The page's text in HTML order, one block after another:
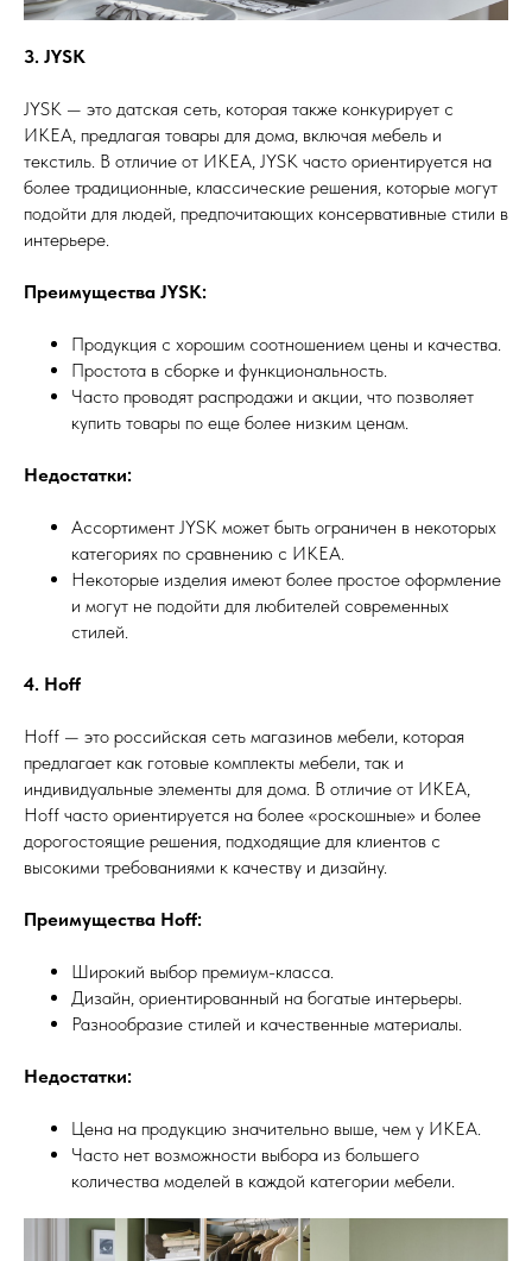
3. JYSK
JYSK — это датская сеть, которая также конкурирует с
ИКЕА, предлагая товары для дома, включая мебель и
текстиль. В отличие от ИКЕА, JYSK часто ориентируется на
более традиционные, классические решения, которые могут
подойти для людей, предпочитающих консервативные стили в
интерьере.
Преимущества JYSK:
Продукция с хорошим соотношением цены и качества.
Простота в сборке и функциональность.
Часто проводят распродажи и акции, что позволяет
купить товары по еще более низким ценам.
Недостатки:
Ассортимент JYSK может быть ограничен в некоторых
категориях по сравнению с ИКЕА.
Некоторые изделия имеют более простое оформление
и могут не подойти для любителей современных
стилей.
4. Hoff
Hoff — это российская сеть магазинов мебели, которая
предлагает как готовые комплекты мебели, так и
индивидуальные элементы для дома. В отличие от ИКЕА,
Hoff часто ориентируется на более «роскошные» и более
дорогостоящие решения, подходящие для клиентов с
высокими требованиями к качеству и дизайну.
Преимущества Hoff:
Широкий выбор премиум-класса.
Дизайн, ориентированный на богатые интерьеры.
Разнообразие стилей и качественные материалы.
Недостатки:
Цена на продукцию значительно выше, чем у ИКЕА.
Часто нет возможности выбора из большего
количества моделей в каждой категории мебели.